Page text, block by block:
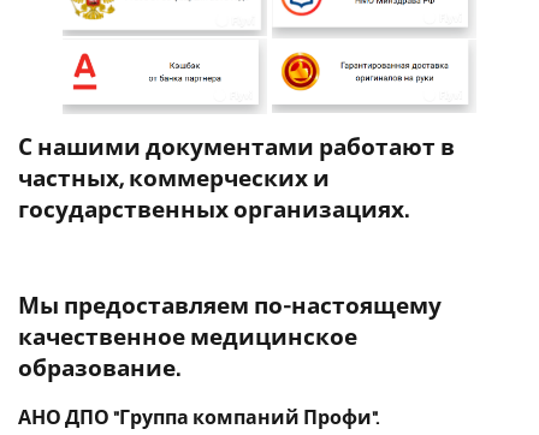
С нашими документами работают в
частных, коммерческих и
государственных организациях.
Мы предоставляем по-настоящему
качественное медицинское
образование.
АНО ДПО "Группа компаний Профи".